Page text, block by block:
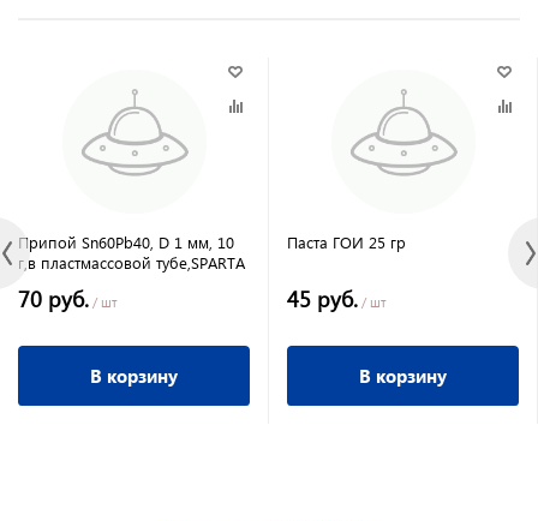
Припой Sn60Pb40, D 1 мм, 10
г,в пластмассовой тубе,SPARTA
70 руб. / шт
В корзину
Паста ГОИ 25 гр
45 руб. / шт
В корзину